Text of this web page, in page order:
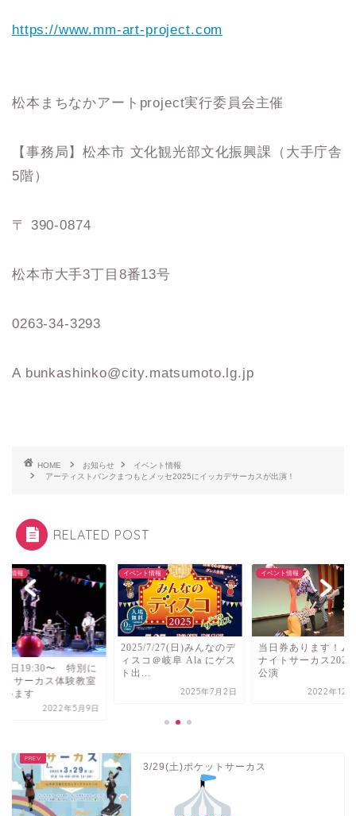
https://www.mm-art-project.com
松本まちなかアートproject実行委員会主催
【事務局】松本市 文化観光部文化振興課（大手庁舎
5階）
〒 390-0874
松本市大手3丁目8番13号
0263-34-3293
A bunkashinko@city.matsumoto.lg.jp
HOME お知らせ
イベント情報
アーティストバンクまつもとメッセ2025にイッカデサーカスが出演！
RELATED POST
ト情報
日19:30〜 特別に
スサーカス体験教室
います
2022年5月9日
イベント情報
2025/7/27(日)みんなのデ
ィスコ＠岐阜 Ala にゲス
ト出...
2025年7月2日
イベント情報
当日券あります！ム
ナイトサーカス2022
公演
2022年12
3/29(土)ポケットサーカス